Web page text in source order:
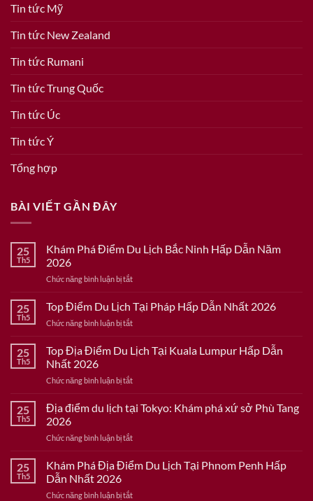
Tin tức Mỹ
Tin tức New Zealand
Tin tức Rumani
Tin tức Trung Quốc
Tin tức Úc
Tin tức Ý
Tổng hợp
BÀI VIẾT GẦN ĐÂY
25
Th5
Khám Phá Điểm Du Lịch Bắc Ninh Hấp Dẫn Năm
2026
Chức năng bình luận bị tắtở
Phá
Điểm
Du
Bắc
Dẫn
2026
25
Th5
Top Điểm Du Lịch Tại Pháp Hấp Dẫn Nhất 2026
Chức năng bình luận bị tắtở
Điểm
Du
Tại
Hấp
2026
25
Th5
Top Địa Điểm Du Lịch Tại Kuala Lumpur Hấp Dẫn
Nhất 2026
Chức năng bình luận bị tắtở
Địa
Điểm
Lịch
Kuala
Dẫn
25
Th5
Địa điểm du lịch tại Tokyo: Khám phá xứ sở Phù Tang
2026
Chức năng bình luận bị tắtở
điểm
tại
25
Th5
Khám Phá Địa Điểm Du Lịch Tại Phnom Penh Hấp
Dẫn Nhất 2026
Chức năng bình luận bị tắtở